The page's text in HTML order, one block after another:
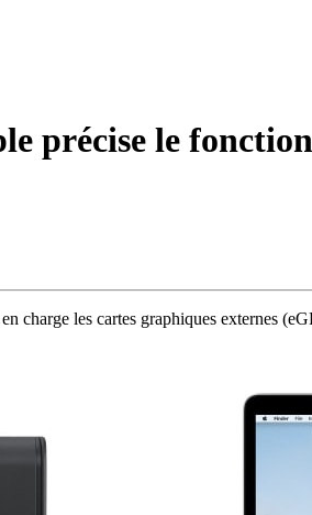
précise le
charge les cartes graphiques externes